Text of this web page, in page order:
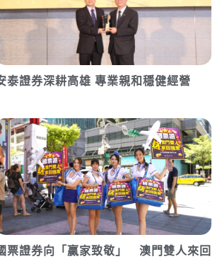
泰證券深耕高雄 專業親和穩健經營
票證券向「贏家致敬」 澳門雙人來回